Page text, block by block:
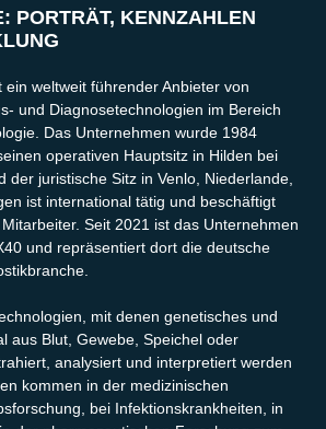
PORTRÄT, KENNZAHLEN
ein weltweit führender Anbieter von
und Diagnosetechnologien im Bereich
Das Unternehmen wurde 1984
operativen Hauptsitz in Hilden bei
der juristische Sitz in Venlo, Niederlande,
ist international tätig und beschäftigt
Seit 2021 ist das Unternehmen
und repräsentiert dort die deutsche
mit denen genetisches und
aus Blut, Gewebe, Speichel oder
analysiert und interpretiert werden
kommen in der medizinischen
bei Infektionskrankheiten, in